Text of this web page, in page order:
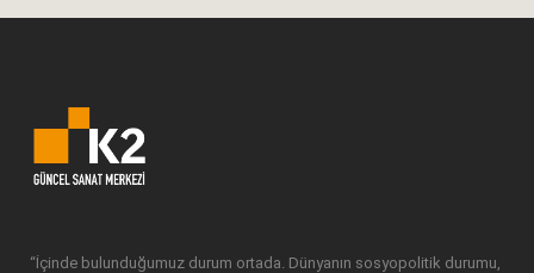
“İçinde bulunduğumuz durum ortada. Dünyanın sosyopolitik durumu,